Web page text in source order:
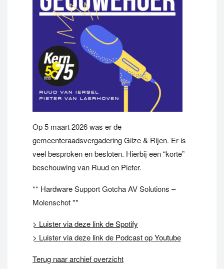
Op 5 maart 2026 was er de
gemeenteraadsvergadering Gilze & Rijen. Er is
veel besproken en besloten. Hierbij een “korte”
beschouwing van Ruud en Pieter.
** Hardware Support Gotcha AV Solutions –
Molenschot **
> Luister via deze link de Spotify
> Luister via deze link de Podcast op Youtube
Terug naar archief overzicht